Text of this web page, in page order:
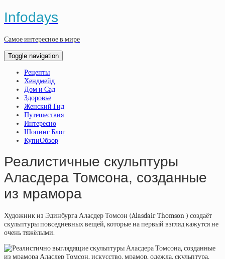
Infodays
Самое интересное в мире
Toggle navigation
Рецепты
Хендмейд
Дом и Сад
Здоровье
Женский Гид
Путешествия
Интересно
Шопинг Блог
КупиОбзор
Реалистичные скульптуры
Аласдера Томсона, созданные
из мрамора
Художник из Эдинбурга Аласдер Томсон (Alasdair Thomson ) создаёт
скульптуры повседневных вещей, которые на первый взгляд кажутся не
очень тяжёлыми.